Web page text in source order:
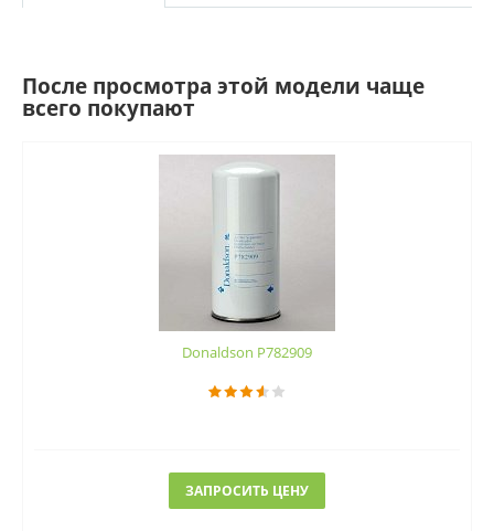
После просмотра этой модели чаще
всего покупают
Donaldson P782909
ЗАПРОСИТЬ ЦЕНУ